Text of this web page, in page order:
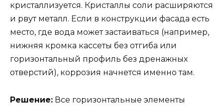
кристаллизуется. Кристаллы соли расширяются
и рвут металл. Если в конструкции фасада есть
место, где вода может застаиваться (например,
нижняя кромка кассеты без отгиба или
горизонтальный профиль без дренажных
отверстий), коррозия начнется именно там.
Решение: Все горизонтальные элементы